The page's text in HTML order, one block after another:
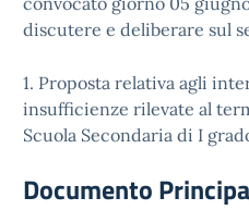
discutere e deliberare sul
1. Proposta relativa agli
insufficienze rilevate al
Scuola Secondaria di I
Documento